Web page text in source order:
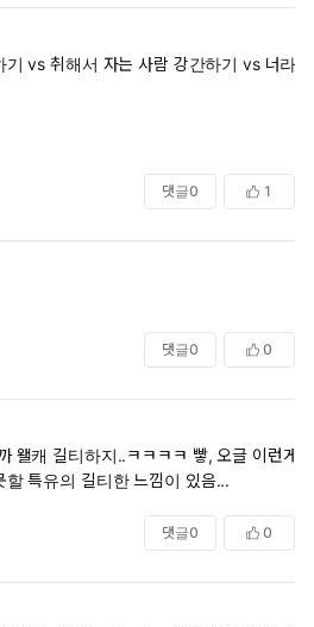
기 vs 취해서 자는 사람 강간하기 vs 너라
트지요.. 역겨운 범죄자 자질 드러내며 붙
은하게 집착하는 쪽. 후자에선 나중에 전자
대로 남는 걸로 나뉘고요.
에요. 후자 루트를 타는 것 같지만 씬 때
다고 붙잡지도 않아요;; 잘못하면 회피해서
댓글0 1
댓글0 0
왤캐 길티하지..ㅋㅋㅋㅋ 빻, 오글 이런게
할 특유의 길티한 느낌이 있음...
댓글0 0